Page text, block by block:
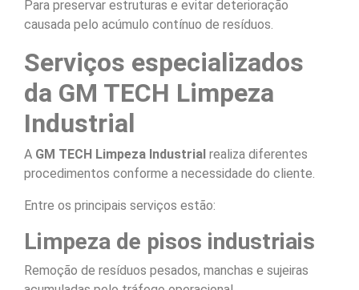
Para preservar estruturas e evitar deterioração
causada pelo acúmulo contínuo de resíduos.
Serviços especializados
da GM TECH Limpeza
Industrial
A GM TECH Limpeza Industrial realiza diferentes
procedimentos conforme a necessidade do cliente.
Entre os principais serviços estão:
Limpeza de pisos industriais
Remoção de resíduos pesados, manchas e sujeiras